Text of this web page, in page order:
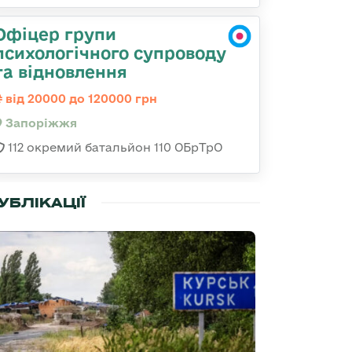
групи
супроводу
відновлення
від 20000 до 120000 грн
Запоріжжя
112 окремий батальйон 110 ОБрТрО